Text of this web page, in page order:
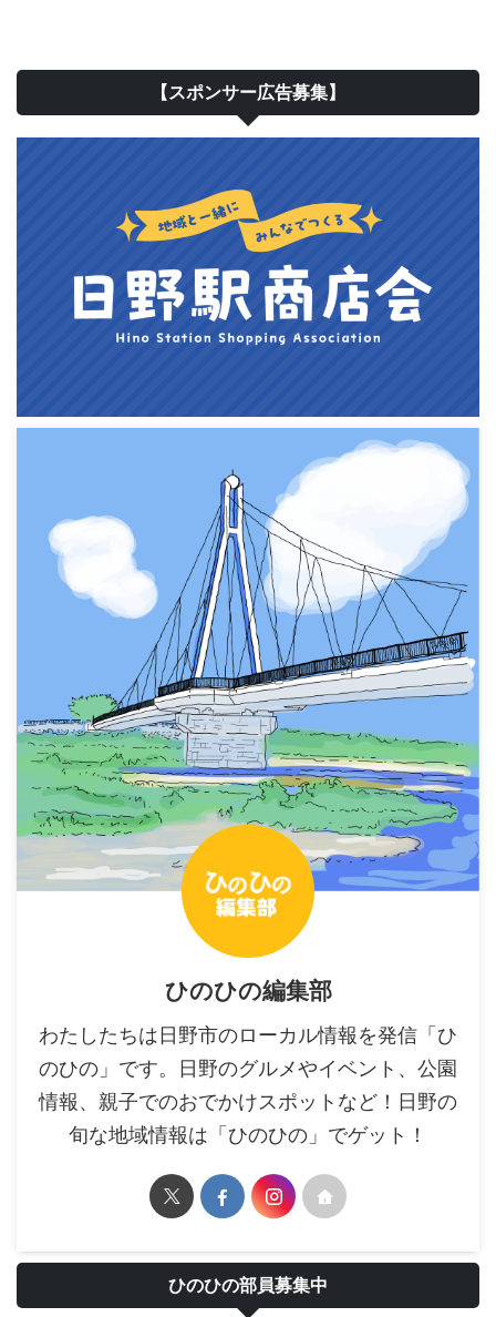
【スポンサー広告募集】
ひのひの編集部
わたしたちは日野市のローカル情報を発信「ひ
のひの」です。日野のグルメやイベント、公園
情報、親子でのおでかけスポットなど！日野の
旬な地域情報は「ひのひの」でゲット！
ひのひの部員募集中